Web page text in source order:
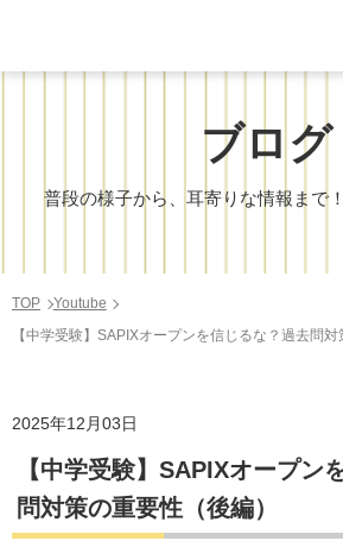
ブログ
普段の様子から、耳寄りな情報まで
TOP
Youtube
【中学受験】SAPIXオープンを信じるな？過去問対
2025年12月03日
【中学受験】SAPIXオープン
問対策の重要性（後編）